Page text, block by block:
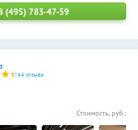
(495) 783-47-59
44 отзыва
Стоимость, руб.: